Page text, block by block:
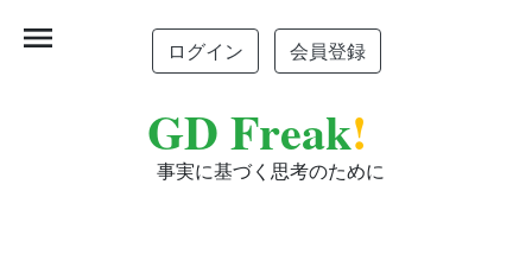
ログイン 会員登録
GD Freak!
事実に基づく思考のために
menu